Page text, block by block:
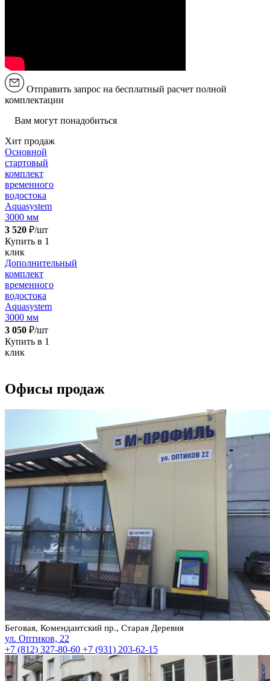
Отправить запрос на бесплатный расчет полной
комплектации
Вам могут понадобиться
Хит продаж
Основной
стартовый
комплект
временного
водостока
Aquasystem
3000 мм
3 520 ₽/шт
Купить в 1
клик
Дополнительный
комплект
временного
водостока
Aquasystem
3000 мм
3 050 ₽/шт
Купить в 1
клик
Офисы продаж
Беговая, Комендантский пр., Старая Деревня
ул. Оптиков, 22
+7 (812) 327-80-60 +7 (931) 203-62-15